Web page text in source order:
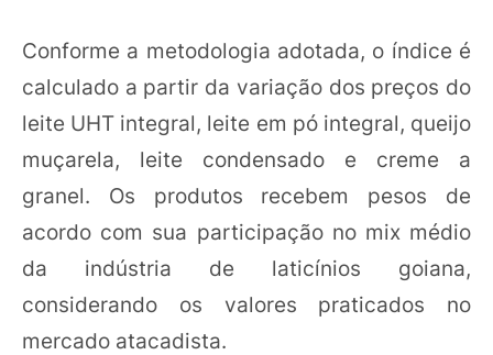
Conforme a metodologia adotada, o índice é
calculado a partir da variação dos preços do
leite UHT integral, leite em pó integral, queijo
muçarela, leite condensado e creme a
granel. Os produtos recebem pesos de
acordo com sua participação no mix médio
da indústria de laticínios goiana,
considerando os valores praticados no
mercado atacadista.